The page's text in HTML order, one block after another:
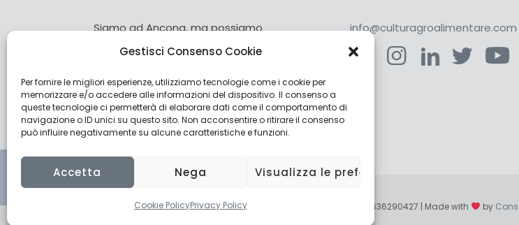
Gestisci Consenso Cookie
Per fornire le migliori esperienze, utilizziamo tecnologie come i cookie per
memorizzare e/o accedere alle informazioni del dispositivo. Il consenso a
queste tecnologie ci permetterà di elaborare dati come il comportamento di
navigazione o ID unici su questo sito. Non acconsentire o ritirare il consenso
può influire negativamente su alcune caratteristiche e funzioni.
Accetta Nega Visualizza le preferenze
Cookie PolicyPrivacy Policy
Siamo ad Ancona, ma possiamo
coprire tutta Italia!
Cerca
Cerca
info@culturagroalimentare.com
© 2022 CulturAgroalimentare di Raffaello De Crescenzo - P.IVA 02636290427 | Made with by